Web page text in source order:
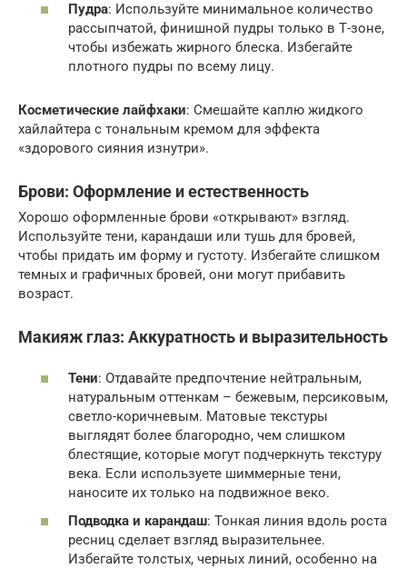
Пудра: Используйте минимальное количество
рассыпчатой, финишной пудры только в Т-зоне,
чтобы избежать жирного блеска. Избегайте
плотного пудры по всему лицу.
Косметические лайфхаки: Смешайте каплю жидкого
хайлайтера с тональным кремом для эффекта
«здорового сияния изнутри».
Брови: Оформление и естественность
Хорошо оформленные брови «открывают» взгляд.
Используйте тени, карандаши или тушь для бровей,
чтобы придать им форму и густоту. Избегайте слишком
темных и графичных бровей, они могут прибавить
возраст.
Макияж глаз: Аккуратность и выразительность
Тени: Отдавайте предпочтение нейтральным,
натуральным оттенкам – бежевым, персиковым,
светло-коричневым. Матовые текстуры
выглядят более благородно, чем слишком
блестящие, которые могут подчеркнуть текстуру
века. Если используете шиммерные тени,
наносите их только на подвижное веко.
Подводка и карандаш: Тонкая линия вдоль роста
ресниц сделает взгляд выразительнее.
Избегайте толстых, черных линий, особенно на